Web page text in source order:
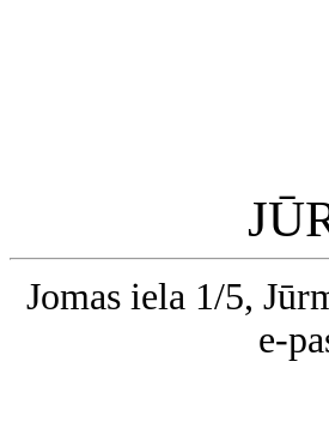
Jomas iela 1/5,
e-